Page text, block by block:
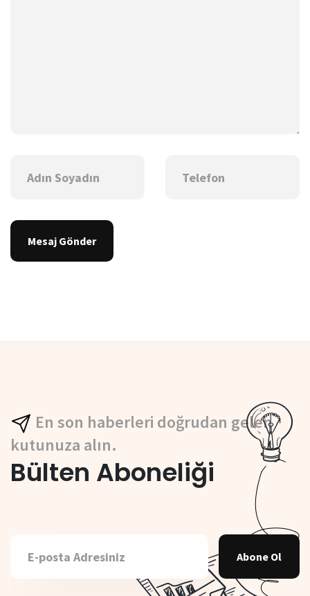
Mesaj Gönder
En son haberleri doğrudan gelen
kutunuza alın.
Bülten Aboneliği
Abone Ol